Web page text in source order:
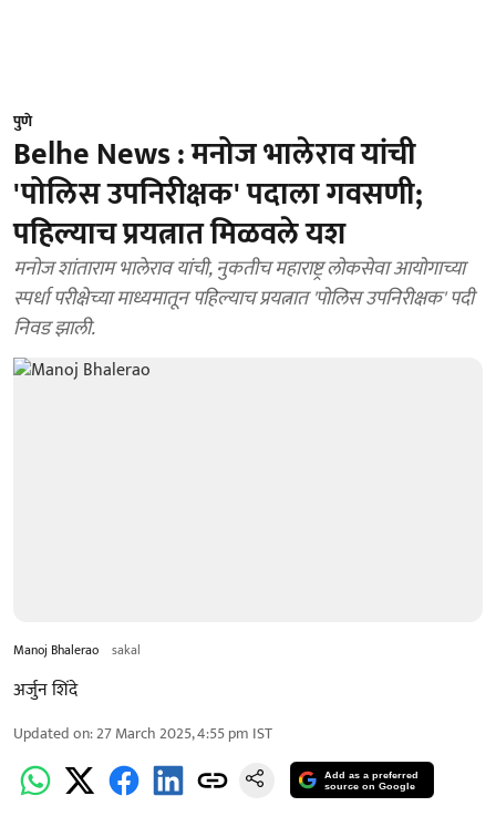
पुणे
Belhe News : मनोज भालेराव यांची
'पोलिस उपनिरीक्षक' पदाला गवसणी;
पहिल्याच प्रयत्नात मिळवले यश
मनोज शांताराम भालेराव यांची, नुकतीच महाराष्ट्र लोकसेवा आयोगाच्या
स्पर्धा परीक्षेच्या माध्यमातून पहिल्याच प्रयत्नात 'पोलिस उपनिरीक्षक' पदी
निवड झाली.
Manoj Bhalerao sakal
अर्जुन शिंदे
Updated on:27 March 2025, 4:55 pm IST
Add as a preferred
source on Google